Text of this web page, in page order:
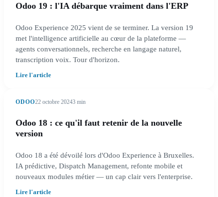
Odoo 19 : l'IA débarque vraiment dans l'ERP
Odoo Experience 2025 vient de se terminer. La version 19
met l'intelligence artificielle au cœur de la plateforme —
agents conversationnels, recherche en langage naturel,
transcription voix. Tour d'horizon.
Lire l'article
ODOO22 octobre 20243 min
Odoo 18 : ce qu'il faut retenir de la nouvelle
version
Odoo 18 a été dévoilé lors d'Odoo Experience à Bruxelles.
IA prédictive, Dispatch Management, refonte mobile et
nouveaux modules métier — un cap clair vers l'enterprise.
Lire l'article